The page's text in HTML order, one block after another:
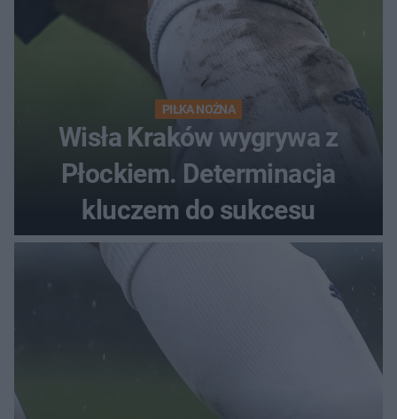
PIŁKA NOŻNA
Wisła Kraków wygrywa z
Płockiem. Determinacja
kluczem do sukcesu